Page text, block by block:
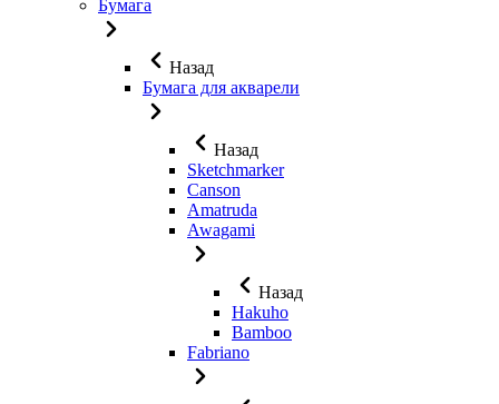
Бумага
Назад
Бумага для акварели
Назад
Sketchmarker
Canson
Amatruda
Awagami
Назад
Hakuho
Bamboo
Fabriano